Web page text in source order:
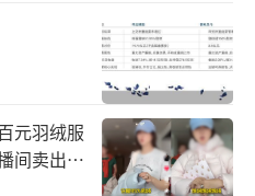
；健康业务增长1.
品业务净收入同比下滑
整后营业利润为2.1亿
元羽绒服
间卖出超